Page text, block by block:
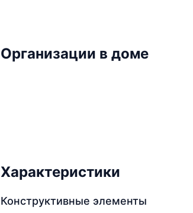
Организации в доме
Характеристики
Конструктивные элементы